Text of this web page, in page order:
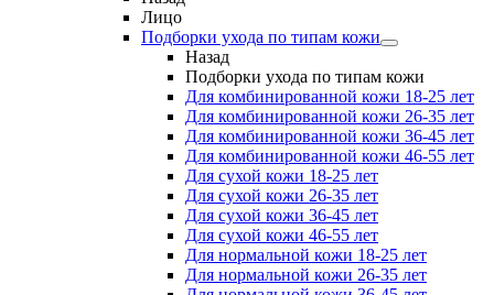
Лицо
Подборки ухода по типам кожи
Назад
Подборки ухода по типам кожи
Для комбинированной кожи 18-25 лет
Для комбинированной кожи 26-35 лет
Для комбинированной кожи 36-45 лет
Для комбинированной кожи 46-55 лет
Для сухой кожи 18-25 лет
Для сухой кожи 26-35 лет
Для сухой кожи 36-45 лет
Для сухой кожи 46-55 лет
Для нормальной кожи 18-25 лет
Для нормальной кожи 26-35 лет